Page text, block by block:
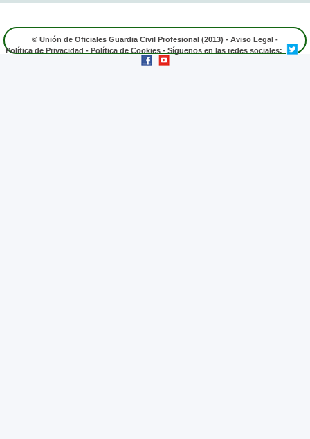
© Unión de Oficiales Guardia Civil Profesional (2013) - Aviso Legal -
Política de Privacidad - Política de Cookies - Síguenos en las redes sociales: